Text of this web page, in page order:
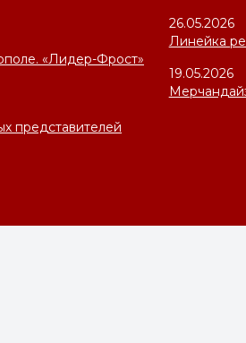
«Лидер-Фрост»
представителей
26.05.2026
Линейка
19.05.2026